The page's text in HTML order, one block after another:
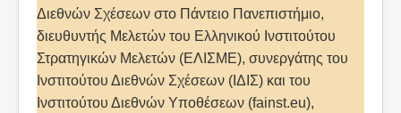
Διεθνών Σχέσεων στο Πάντειο Πανεπιστήμιο,
διευθυντής Μελετών του Ελληνικού Ινστιτούτου
Στρατηγικών Μελετών (ΕΛΙΣΜΕ), συνεργάτης του
Ινστιτούτου Διεθνών Σχέσεων (ΙΔΙΣ) και του
Ινστιτούτου Διεθνών Υποθέσεων (fainst.eu),